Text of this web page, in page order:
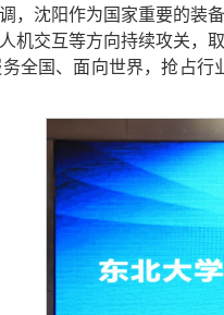
，沈阳作为国家重要的装
机交互等方向持续攻关，
全国、面向世界，抢占